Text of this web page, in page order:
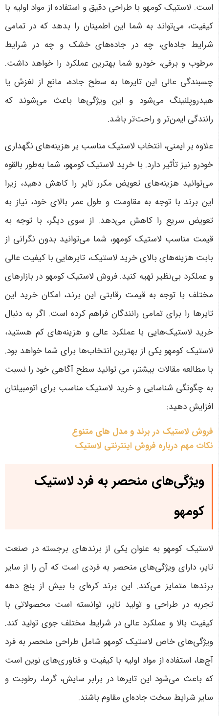
است. لاستیک کومهو با طراحی دقیق و استفاده از مواد اولیه با
کیفیت، می‌تواند به شما این اطمینان را بدهد که در تمامی
شرایط جاده‌ای، چه در جاده‌های خشک و چه در شرایط
مرطوب و برفی، خودرو شما بهترین عملکرد را خواهد داشت.
چسبندگی عالی این تایرها به سطح جاده، مانع از لغزش یا
هیدروپلنینگ می‌شود و این ویژگی‌ها باعث می‌شوند که
رانندگی ایمن‌تر و راحت‌تر باشد.
علاوه بر ایمنی، انتخاب لاستیک مناسب بر هزینه‌های نگهداری
خودرو نیز تأثیر دارد. با خرید لاستیک کومهو، شما به‌طور بالقوه
می‌توانید هزینه‌های تعویض مکرر تایر را کاهش دهید، زیرا
این برند با توجه به مقاومت و طول عمر بالای خود، نیاز به
تعویض سریع را کاهش می‌دهد. از سوی دیگر، با توجه به
قیمت مناسب لاستیک کومهو، شما می‌توانید بدون نگرانی از
بابت هزینه‌های بالای خرید لاستیک، تایرهایی با کیفیت عالی
و عملکرد بی‌نظیر تهیه کنید. فروش لاستیک کومهو در بازارهای
مختلف با توجه به قیمت رقابتی این برند، امکان خرید این
تایرها را برای تمامی رانندگان فراهم کرده است. اگر به دنبال
خرید لاستیک‌هایی با عملکرد عالی و هزینه‌های کم هستید،
لاستیک کومهو یکی از بهترین انتخاب‌ها برای شما خواهد بود.
با مطالعه مقالات بیشتر، می توانید سطح آگاهی خود را نسبت
به چگونگی شناسایی و خرید لاستیک مناسب برای اتومبیلتان
افزایش دهید:
فروش لاستیک در برند و مدل های متنوع
نکات مهم درباره فروش اینترنتی لاستیک
ویژگی‌های منحصر به فرد لاستیک
کومهو
لاستیک کومهو به عنوان یکی از برندهای برجسته در صنعت
تایر، دارای ویژگی‌های منحصر به فردی است که آن را از سایر
برندها متمایز می‌کند. این برند کره‌ای با بیش از پنج دهه
تجربه در طراحی و تولید تایر، توانسته است محصولاتی با
کیفیت بالا و عملکرد عالی در شرایط مختلف جوی تولید کند.
ویژگی‌های خاص لاستیک کومهو شامل طراحی منحصر به فرد
آج‌ها، استفاده از مواد اولیه با کیفیت و فناوری‌های نوین است
که باعث می‌شود این تایرها در برابر سایش، گرما، رطوبت و
سایر شرایط سخت جاده‌ای مقاوم باشند.